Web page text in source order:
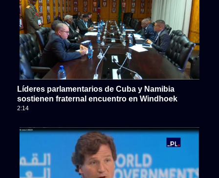
Líderes parlamentarios de Cuba y Namibia
sostienen fraternal encuentro en Windhoek
2:14